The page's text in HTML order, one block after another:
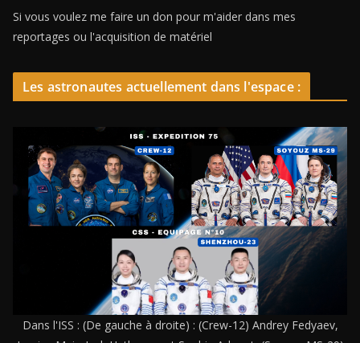
Si vous voulez me faire un don pour m'aider dans mes
reportages ou l'acquisition de matériel
Les astronautes actuellement dans l'espace :
Dans l'ISS : (De gauche à droite) : (Crew-12) Andrey Fedyaev,